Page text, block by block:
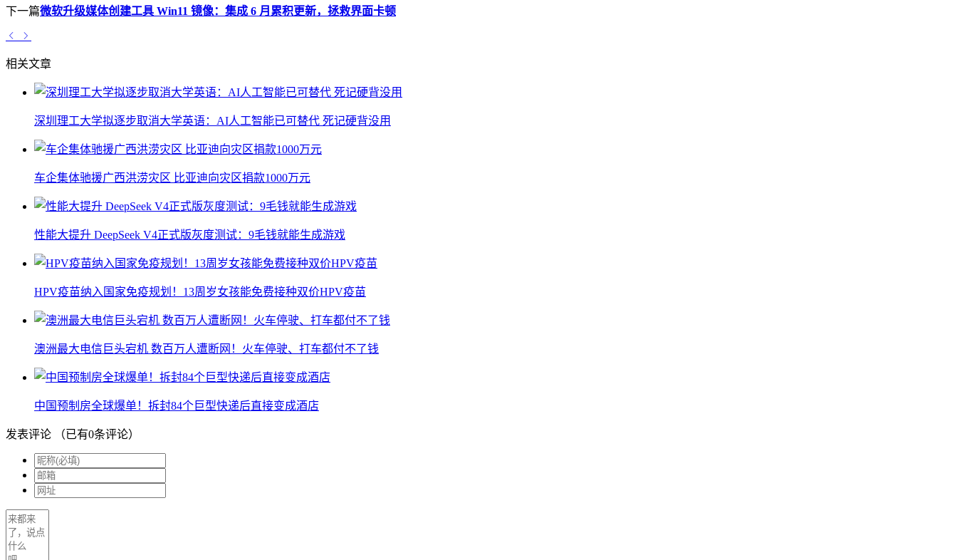
下一篇微软升级媒体创建工具 Win11 镜像：集成 6 月累积更新，拯救界面卡顿
相关文章
深圳理工大学拟逐步取消大学英语：AI人工智能已可替代 死记硬背没用
车企集体驰援广西洪涝灾区 比亚迪向灾区捐款1000万元
性能大提升 DeepSeek V4正式版灰度测试：9毛钱就能生成游戏
HPV疫苗纳入国家免疫规划！13周岁女孩能免费接种双价HPV疫苗
澳洲最大电信巨头宕机 数百万人遭断网！火车停驶、打车都付不了钱
中国预制房全球爆单！拆封84个巨型快递后直接变成酒店
发表评论 （已有0条评论）